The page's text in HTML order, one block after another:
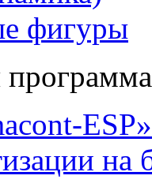
фигуры